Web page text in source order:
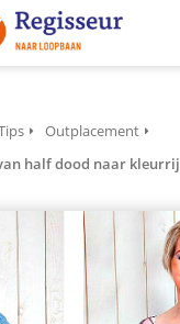
Outplacement
half dood naar